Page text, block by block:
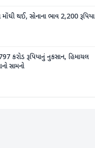
મોંઘી થઈ, સોનાના ભાવ 2,200 રૂપિયા
કરોડ રૂપિયાનું નુકસાન, હિમાચલ
સામનો